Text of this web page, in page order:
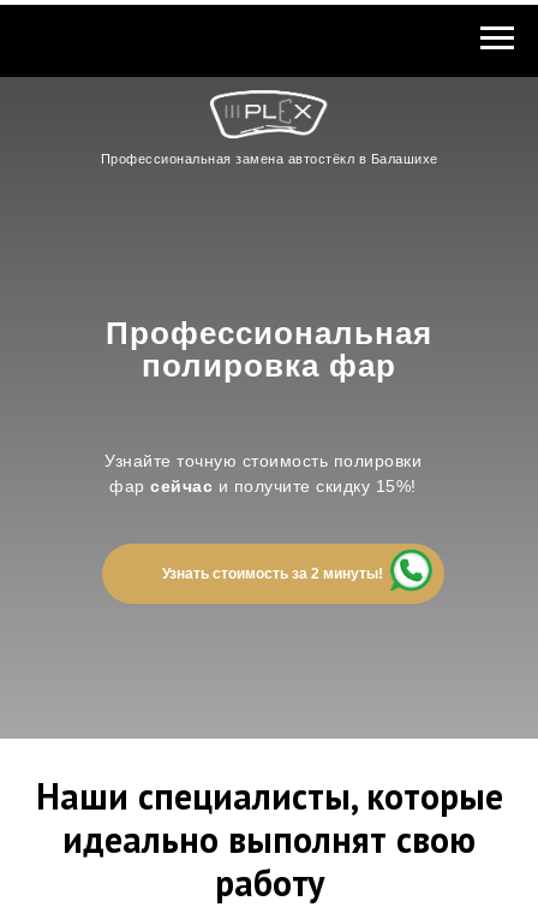
Профессиональная
полировка фар
Узнать стоимость за 2 минуты!
Профессиональная замена автостёкл в Балашихе
Узнайте точную стоимость полировки
фарсейчас и получите скидку 15%!
Наши специалисты, которые
идеально выполнят свою
работу